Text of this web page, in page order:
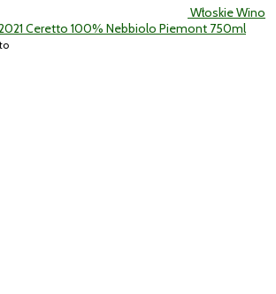
Włoskie Wino
Ceretto 100% Nebbiolo Piemont 750ml